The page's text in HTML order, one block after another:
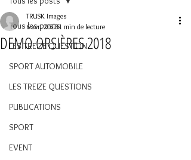
Tous les posts
LES TREIZE QUESTION
SPORT AUTOMOBILE
LES TREIZE QUESTIONS
PUBLICATIONS
SPORT
EVENT
DEMO ORSIÈRES 2018
TRUSK Images
6 avr. 20181 min de lecture